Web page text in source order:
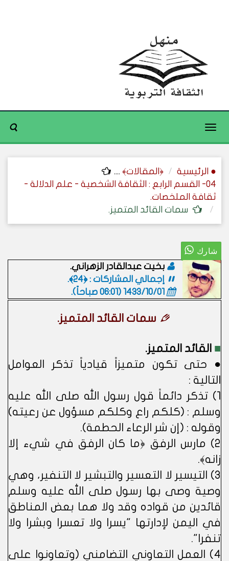
Toggle
● الرئيسية ﴿المقالات﴾ ....
04- القسم الرابع : الثقافة الشخصية - علم الدلالة -
ثقافة الملخصات.
سمات القائد المتميز.
بخيت عبدالقادر الزهراني.
إجمالي المشاركات : ﴿24﴾.
1433/10/01 (06:01 صباحاً)
.
سمات القائد المتميز.
■ القائد المتميز.
● حتى تكون متميزاً قيادياً تذكر العوامل
التالية :
1) تذكر دائماً قول رسول الله صلى الله عليه
وسلم : (كلكم راع وكلكم مسؤول عن رعيته)
وقوله : (إن شر الرعاء الحطمة).
2) مارس الرفق ﴿ما كان الرفق في شيء إلا
زانه﴾.
3) التيسير لا التعسير والتبشير لا التنفير، وهي
وصية وصى بها رسول صلى الله عليه وسلم
قائدين من قواده وقد ولا هما بعض المناطق
في اليمن لإدارتها "يسرا ولا تعسرا وبشرا ولا
تنفرا".
4) العمل التعاوني التضامني (وتعاونوا على